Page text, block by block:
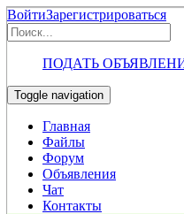
ВойтиЗарегистрироваться
ПОДАТЬ
Toggle navigation
Главная
Файлы
Форум
Объявления
Чат
Контакты